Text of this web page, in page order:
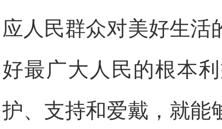
应人民群众对美好生活
好最广大人民的根本
护、支持和爱戴，就能